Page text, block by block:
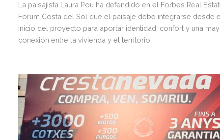
La paisajista Laura Pou ha defendido en el Forbes Real
Forum Costa del Sol que el paisaje debe integrarse desde
inicio del proyecto para aportar identidad, confort y una
conexión entre la vivienda y el territorio.